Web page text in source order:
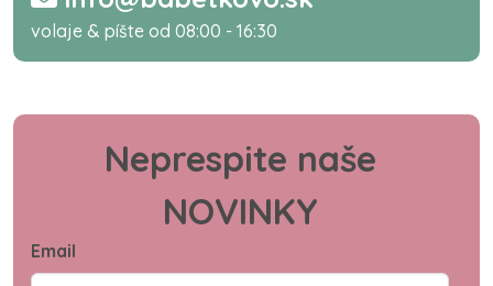
volaje & píšte od 08:00 - 16:30
Neprespite naše
NOVINKY
Email